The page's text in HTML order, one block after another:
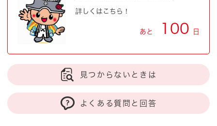
詳しくはこちら！
あと 100 日
見つからないときは
よくある質問と回答